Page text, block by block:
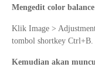
Mengedit color balance
Klik Image >
tombol shortkey Ctrl+B.
Kemudian akan